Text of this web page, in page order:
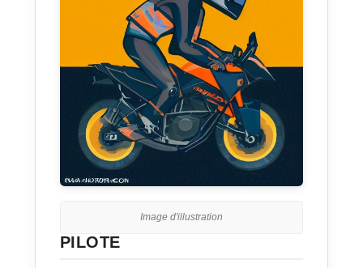
Image d'illustration
PILOTE